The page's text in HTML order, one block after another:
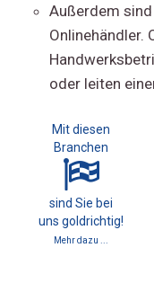
Außerdem
Onlinehändler.
oder leiten
Mit diesen
Branchen
sind Sie bei
uns goldrichtig!
Mehr dazu ...